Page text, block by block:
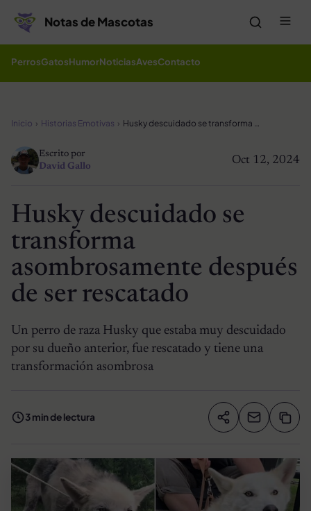
Notas de Mascotas
PerrosGatosHumorNoticiasAvesContacto
Inicio Historias Emotivas Husky descuidado se transforma asombrosamente después de ser rescatado
Oct 12, 2024
Escrito por
David Gallo
Husky descuidado se
transforma
asombrosamente después
de ser rescatado
Un perro de raza Husky que estaba muy descuidado
por su dueño anterior, fue rescatado y tiene una
transformación asombrosa
3 min de lectura Compartir